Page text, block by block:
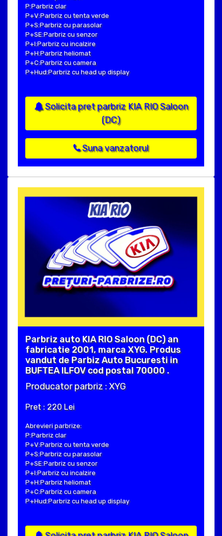
P:Parbriz clar
P+V:Parbriz cu tenta verde
P+S:Parbriz cu parasolar
P+SE:Parbriz cu senzor
P+I:Parbriz cu incalzire
P+H:Parbriz heliomat
P+C:Parbriz cu camera
P+Hud:Parbriz cu head up display
Solicita pret parbriz KIA RIO Saloon
(DC)
Suna vanzatorul
Parbriz auto KIA RIO Saloon (DC) an
fabricatie 2001, marca XYG. Produs
vandut de Parbiz Auto Bucuresti in
BUFTEA ILFOV cod postal 70000 .
Producator parbriz : XYG
Pret : 220 Lei
Abrevieri parbrize:
P:Parbriz clar
P+V:Parbriz cu tenta verde
P+S:Parbriz cu parasolar
P+SE:Parbriz cu senzor
P+I:Parbriz cu incalzire
P+H:Parbriz heliomat
P+C:Parbriz cu camera
P+Hud:Parbriz cu head up display